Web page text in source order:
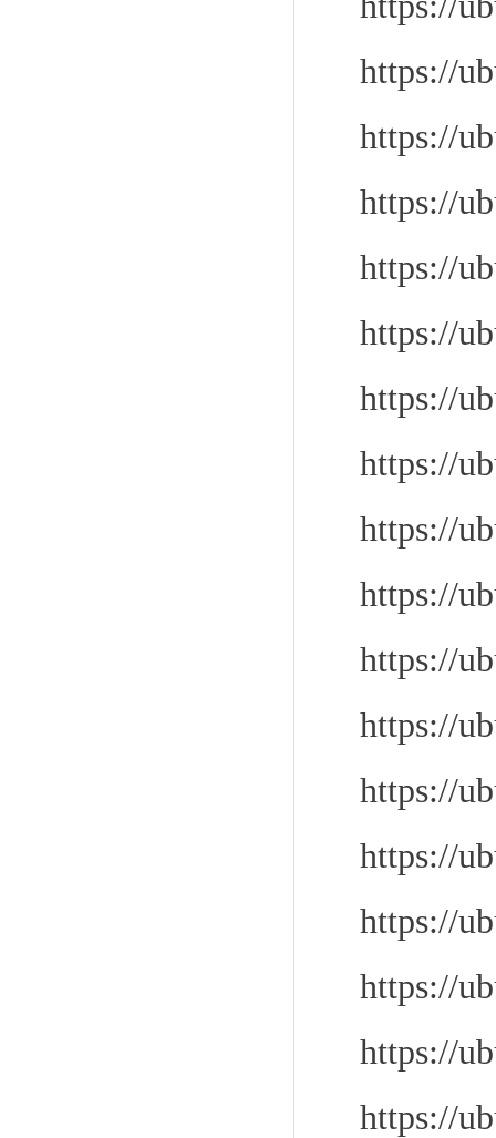
https://
https://
https://
https://
https://
https://
https://
https://
https://
https://
https://
https://
https://
https://
https://
https://
https://